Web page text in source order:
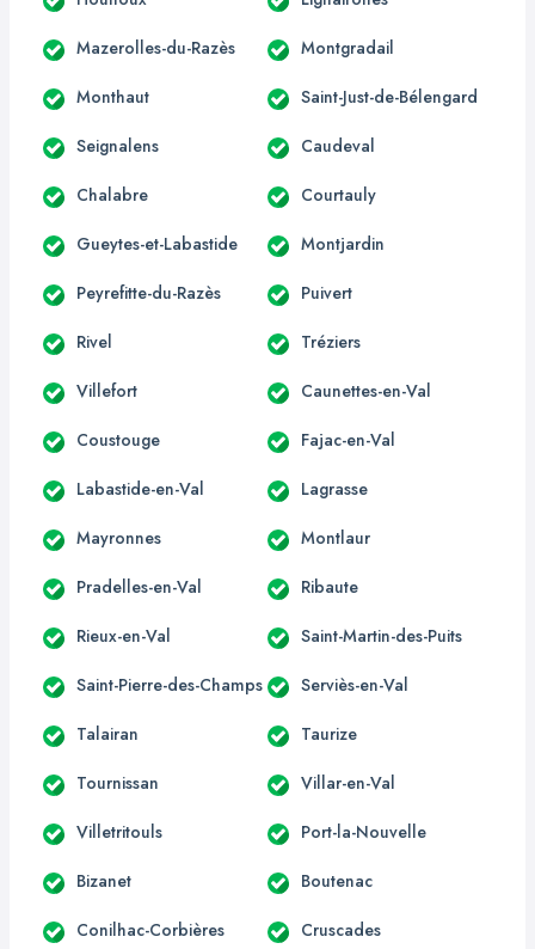
Mazerolles-du-Razès Montgradail
Monthaut Saint-Just-de-Bélengard
Seignalens Caudeval
Chalabre Courtauly
Gueytes-et-Labastide Montjardin
Peyrefitte-du-Razès Puivert
Rivel Tréziers
Villefort Caunettes-en-Val
Coustouge Fajac-en-Val
Labastide-en-Val Lagrasse
Mayronnes Montlaur
Pradelles-en-Val Ribaute
Rieux-en-Val Saint-Martin-des-Puits
Saint-Pierre-des-Champs Serviès-en-Val
Talairan Taurize
Tournissan Villar-en-Val
Villetritouls Port-la-Nouvelle
Bizanet Boutenac
Conilhac-Corbières Cruscades